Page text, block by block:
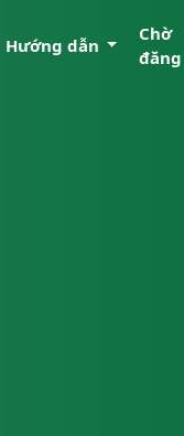
Hướng dẫn
Chờ
đăng